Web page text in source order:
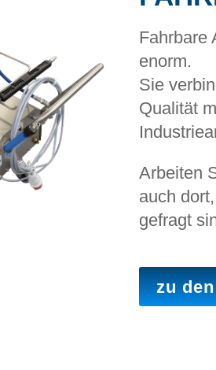
Fahrbare
enorm.
Sie
Qualität
Arbeiten
auch
gefragt
zu